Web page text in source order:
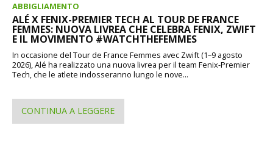
ABBIGLIAMENTO
ALÉ X FENIX-PREMIER TECH AL TOUR DE FRANCE
FEMMES: NUOVA LIVREA CHE CELEBRA FENIX, ZWIFT
E IL MOVIMENTO #WATCHTHEFEMMES
In occasione del Tour de France Femmes avec Zwift (1–9 agosto
2026), Alé ha realizzato una nuova livrea per il team Fenix-Premier
Tech, che le atlete indosseranno lungo le nove...
CONTINUA A LEGGERE